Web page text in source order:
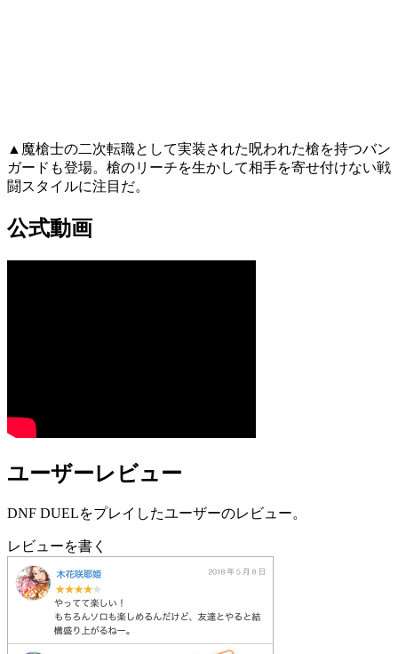
▲魔槍士の二次転職として実装された呪われた槍を持つバン
ガードも登場。槍のリーチを生かして相手を寄せ付けない戦
闘スタイルに注目だ。
公式動画
ユーザーレビュー
DNF DUELをプレイしたユーザーのレビュー。
レビューを書く